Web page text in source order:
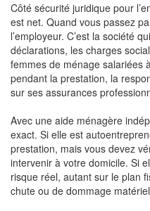
Côté sécurité juridique pour
est net. Quand vous passez
l’employeur. C’est la société
déclarations, les charges
femmes de ménage salariées
pendant la prestation, la
sur ses assurances
Avec une aide ménagère
exact. Si elle est
prestation, mais vous devez
intervenir à votre domicile. Si
risque réel, autant sur le plan
chute ou de dommage